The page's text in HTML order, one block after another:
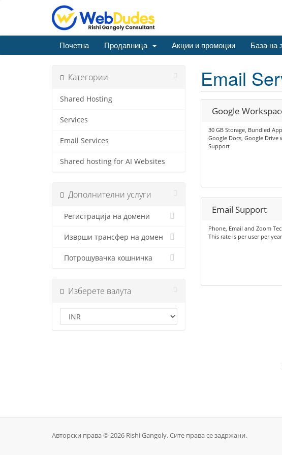
Почетна Продавница Акции и промоции База на
Категории
Shared Hosting
Services
Email Services
Shared hosting for AI Websites
Дополнителни услуги
Регистрација на домени
Изврши трансфер на домен
Потрошувачка кошничка
Изберете валута
Email
Google
30 GB Storage, Bundled
Google Docs, Google Drive
Support
Email Support
Phone, Email and Zoom
This rate is per user per year
Авторски права © 2026 Rishi Gangoly. Сите права се задржани.